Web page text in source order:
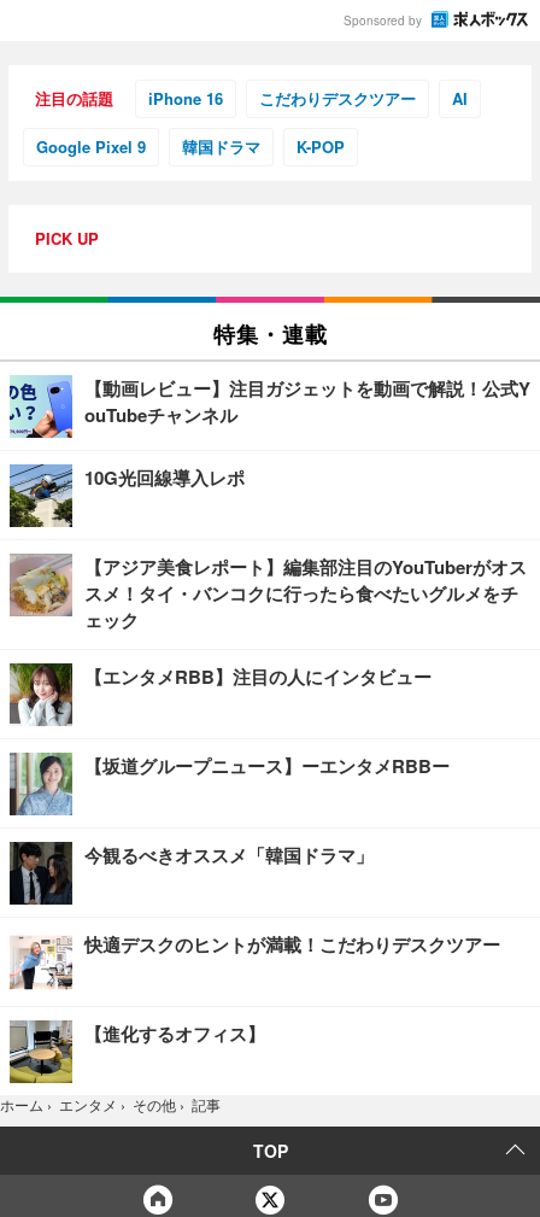
Sponsored by
注目の話題 iPhone 16 こだわりデスクツアー AI
Google Pixel 9 韓国ドラマ K-POP
PICK UP
特集・連載
【動画レビュー】注目ガジェットを動画で解説！公式Y
ouTubeチャンネル
10G光回線導入レポ
【アジア美食レポート】編集部注目のYouTuberがオス
スメ！タイ・バンコクに行ったら食べたいグルメをチ
ェック
【エンタメRBB】注目の人にインタビュー
【坂道グループニュース】ーエンタメRBBー
今観るべきオススメ「韓国ドラマ」
快適デスクのヒントが満載！こだわりデスクツアー
【進化するオフィス】
ホーム › エンタメ › その他 › 記事
TOP